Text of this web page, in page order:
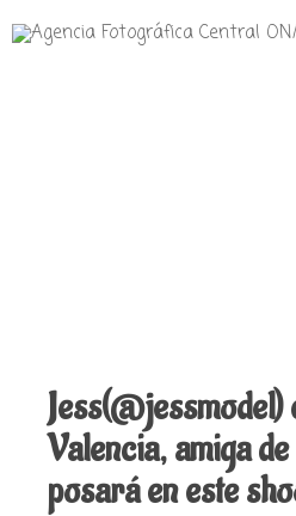
Valencia, amiga
posará en este